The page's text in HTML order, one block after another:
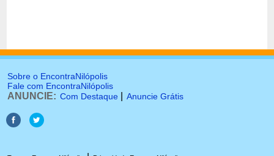
Sobre o EncontraNilópolis
Fale com EncontraNilópolis
ANUNCIE: Com Destaque Anuncie Grátis